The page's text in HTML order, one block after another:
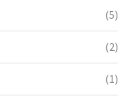
(5)
(2)
(1)